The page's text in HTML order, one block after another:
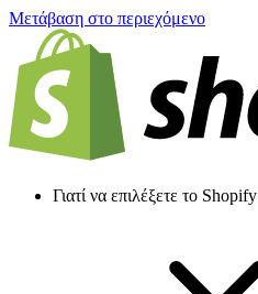
Μετάβαση στο περιεχόμενο
Γιατί να επιλέξετε το Shopify